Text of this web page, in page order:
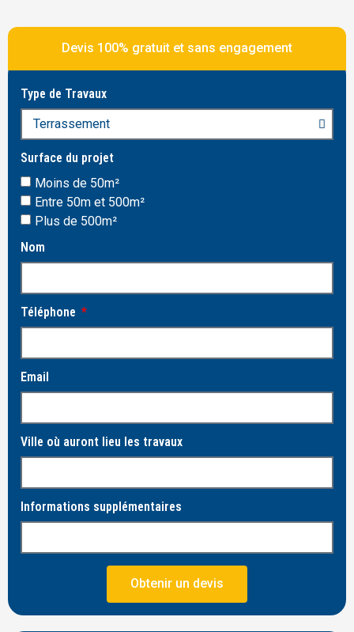
Devis 100% gratuit et sans engagement
Type de Travaux
Surface du projet
Moins de 50m²
Entre 50m et 500m²
Plus de 500m²
Nom
Téléphone
Email
Ville où auront lieu les travaux
Informations supplémentaires
Obtenir un devis